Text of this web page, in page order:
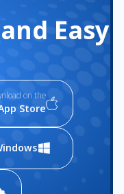
Easy!
on the
Store